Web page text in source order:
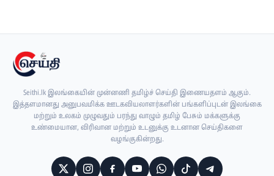
Seithi.lk இலங்கையின் முன்னணி தமிழ்ச் செய்தி இணையதளம் ஆகும்.
இத்தளமானது அனுபவமிக்க ஊடகவியலாளர்களின் பங்களிப்புடன் இலங்கை
மற்றும் உலகம் முழுவதும் பரந்து வாழும் தமிழ் பேசும் மக்களுக்கு
உண்மையான, விரிவான மற்றும் உடனுக்கு உடனான செய்திகளை
வழங்குகின்றது.